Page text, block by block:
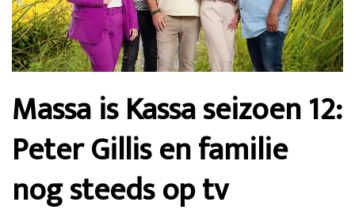
Massa is Kassa seizoen 12:
Peter Gillis en familie
nog steeds op tv